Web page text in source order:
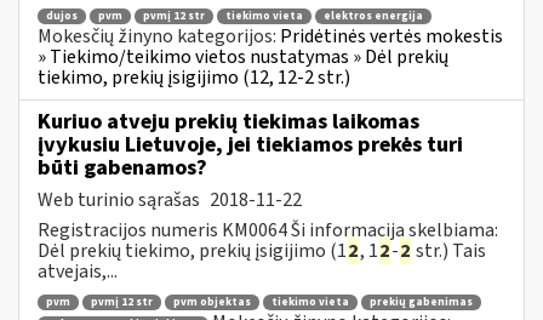
dujos pvm pvmį 12 str tiekimo vieta elektros energija
Mokesčių žinyno kategorijos: Pridėtinės vertės mokestis
» Tiekimo/teikimo vietos nustatymas » Dėl prekių
tiekimo, prekių įsigijimo (12, 12-2 str.)
Kuriuo atveju prekių tiekimas laikomas
įvykusiu Lietuvoje, jei tiekiamos prekės turi
būti gabenamos?
Web turinio sąrašas 2018-11-22
Registracijos numeris KM0064 Ši informacija skelbiama:
Dėl prekių tiekimo, prekių įsigijimo (12, 12-2 str.) Tais
atvejais,...
pvm pvmį 12 str pvm objektas tiekimo vieta
prekių gabenimas